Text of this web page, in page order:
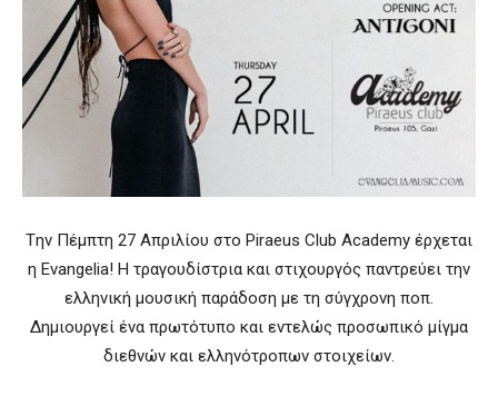
Tην Πέμπτη 27 Απριλίου στο Piraeus Club Academy έρχεται
η Evangelia! Η τραγουδίστρια και στιχουργός παντρεύει την
ελληνική μουσική παράδοση με τη σύγχρονη ποπ.
Δημιουργεί ένα πρωτότυπο και εντελώς προσωπικό μίγμα
διεθνών και ελληνότροπων στοιχείων.